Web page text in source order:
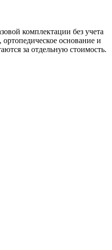
комплектации без учета
основание и
за отдельную стоимость.